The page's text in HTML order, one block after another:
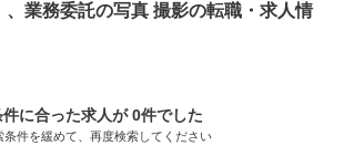
、業務委託の写真 撮影の転職・求人情
件に合った求人が 0件でした
条件を緩めて、再度検索してください